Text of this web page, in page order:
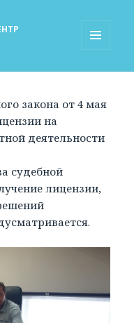
закона от 4 мая
на
деятельности
судебной
лицензии,